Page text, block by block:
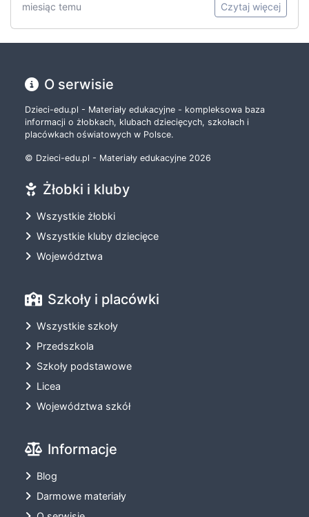
miesiąc temu Czytaj więcej
O serwisie
Dzieci-edu.pl - Materiały edukacyjne - kompleksowa baza
informacji o żłobkach, klubach dziecięcych, szkołach i
placówkach oświatowych w Polsce.
© Dzieci-edu.pl - Materiały edukacyjne 2026
Żłobki i kluby
Wszystkie żłobki
Wszystkie kluby dziecięce
Województwa
Szkoły i placówki
Wszystkie szkoły
Przedszkola
Szkoły podstawowe
Licea
Województwa szkół
Informacje
Blog
Darmowe materiały